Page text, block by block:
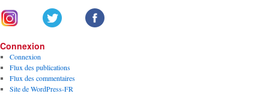
Connexion
Connexion
Flux des publications
Flux des commentaires
Site de WordPress-FR